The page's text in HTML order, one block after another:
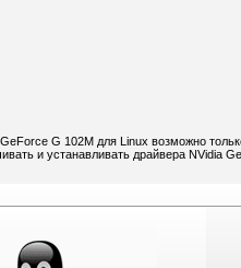
G 102M для Linux возможно
и устанавливать драйвера NVidia